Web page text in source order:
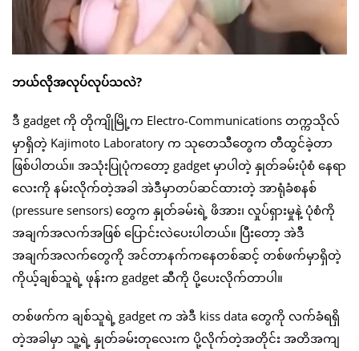
ဘယ်လိုအလုပ်လုပ်သလဲ?
ဒီ gadget ကို တိုကျိုမြို့က Electro-Communications တက္ကသိုလ်
မှာရှိတဲ့ Kajimoto Laboratory က သုတေသီတွေက တီထွင်ခဲ့တာ
ဖြစ်ပါတယ်။ အသုံးပြုပုံကတော့ gadget မှာပါတဲ့ နှုတ်ခမ်းပုံစံ နေရာ
လေးကို နမ်းလိုက်တဲ့အခါ အဲဒီမှာတပ်ဆင်ထားတဲ့ အာရုံခံစနစ်
(pressure sensors) တွေက နှုတ်ခမ်းရဲ့ ဖိအား၊ လှုပ်ရှားမှုနဲ့ ပုံစံကို
အချက်အလက်အဖြစ် ပြောင်းလဲပေးပါတယ်။ ပြီးတော့ အဲဒီ
အချက်အလက်တွေကို အင်တာနက်ကနေတစ်ဆင့် တစ်ဖက်မှာရှိတဲ့
ကိုယ့်ချစ်သူရဲ့ ဖုန်းက gadget ဆီကို ပို့ပေးလိုက်တာပါ။
တစ်ဖက်က ချစ်သူရဲ့ gadget က အဲဒီ kiss data တွေကို လက်ခံရရှိ
တဲ့အခါမှာ သူ့ရဲ့ နှုတ်ခမ်းတုလေးက ပို့လိုက်တဲ့အတိုင်း အတိအကျ